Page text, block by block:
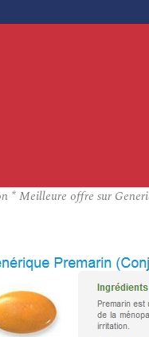
* Meilleure offre sur